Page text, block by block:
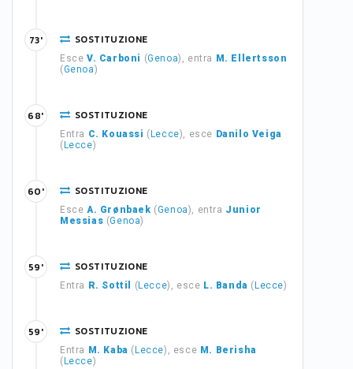
SOSTITUZIONE
Esce V. Carboni (Genoa), entra
M. Ellertsson
(Genoa)
73'
SOSTITUZIONE
Entra C. Kouassi ( Lecce), esce Danilo Veiga
( Lecce)
68'
SOSTITUZIONE
Esce A. Grønbaek (Genoa), entra Junior
Messias (Genoa)
60'
SOSTITUZIONE
Entra R. Sottil ( Lecce), esce L. Banda ( Lecce)
59'
SOSTITUZIONE
Entra M. Kaba ( Lecce), esce M. Berisha
( Lecce)
59'